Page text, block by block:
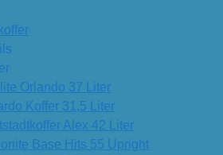
Orlando 37 Liter
Koffer 31,5 Liter
Alex 42 Liter
Base Hits 55 Upright